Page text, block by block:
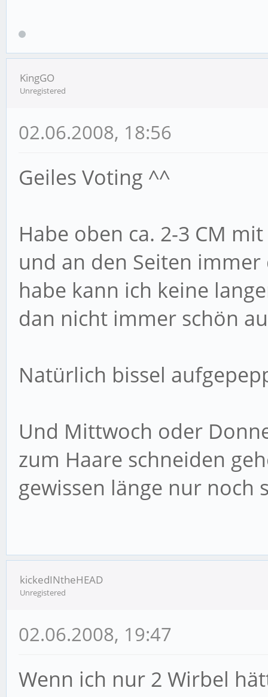
KingGO
Unregistered
02.06.2008, 18:56
Geiles Voting ^^
Habe oben ca. 2-3 CM
und an den Seiten
habe kann ich keine
dan nicht immer schön
Natürlich bissel
Und Mittwoch oder
zum Haare schneiden
gewissen länge nur noch
kickedINtheHEAD
Unregistered
02.06.2008, 19:47
Wenn ich nur 2 Wirbel